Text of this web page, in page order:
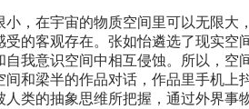
，在宇宙的物质空间里可以无限
的客观存在。张如怡遴选了现实
我意识空间中相互侵蚀。所以，
间和梁半的作品对话，作品里手机
人类的抽象思维所把握，通过外界